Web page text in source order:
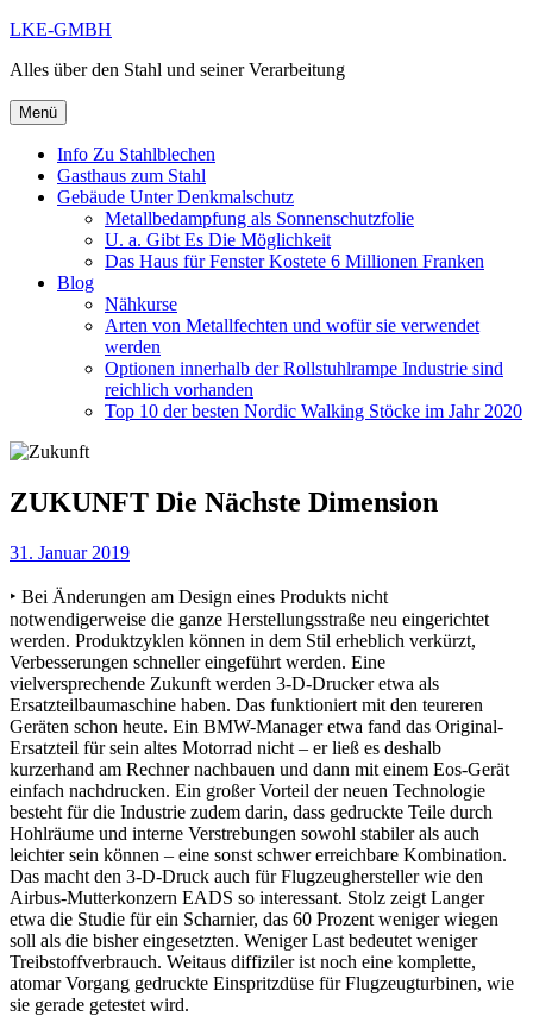
Zum
springen
LKE-GMBH
Alles über den Stahl und seiner Verarbeitung
Menü
Info Zu Stahlblechen
Gasthaus zum Stahl
Gebäude Unter Denkmalschutz
Metallbedampfung als Sonnenschutzfolie
U. a. Gibt Es Die Möglichkeit
Das Haus für Fenster Kostete 6 Millionen Franken
Blog
Nähkurse
Arten von Metallfechten und wofür sie verwendet
werden
Optionen innerhalb der Rollstuhlrampe Industrie sind
reichlich vorhanden
Top 10 der besten Nordic Walking Stöcke im Jahr 2020
ZUKUNFT Die Nächste Dimension
31. Januar 2019
‣ Bei Änderungen am Design eines Produkts nicht
notwendigerweise die ganze Herstellungsstraße neu eingerichtet
werden. Produktzyklen können in dem Stil erheblich verkürzt,
Verbesserungen schneller eingeführt werden. Eine
vielversprechende Zukunft werden 3-D-Drucker etwa als
Ersatzteilbaumaschine haben. Das funktioniert mit den teureren
Geräten schon heute. Ein BMW-Manager etwa fand das Original-
Ersatzteil für sein altes Motorrad nicht – er ließ es deshalb
kurzerhand am Rechner nachbauen und dann mit einem Eos-Gerät
einfach nachdrucken. Ein großer Vorteil der neuen Technologie
besteht für die Industrie zudem darin, dass gedruckte Teile durch
Hohlräume und interne Verstrebungen sowohl stabiler als auch
leichter sein können – eine sonst schwer erreichbare Kombination.
Das macht den 3-D-Druck auch für Flugzeughersteller wie den
Airbus-Mutterkonzern EADS so interessant. Stolz zeigt Langer
etwa die Studie für ein Scharnier, das 60 Prozent weniger wiegen
soll als die bisher eingesetzten. Weniger Last bedeutet weniger
Treibstoffverbrauch. Weitaus diffiziler ist noch eine komplette,
atomar Vorgang gedruckte Einspritzdüse für Flugzeugturbinen, wie
sie gerade getestet wird.